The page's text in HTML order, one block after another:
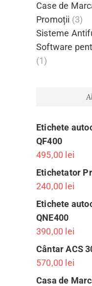
Case de
Promoții (3)
Sisteme
Software
(1)
Etichete
QF400
495,00 lei
Etichetator
240,00 lei
Etichete
QNE400
390,00 lei
Cântar ACS
570,00 lei
Casa de